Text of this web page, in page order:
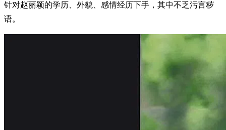
针对赵丽颖的学历、外貌、感情经历下手，其中不乏污言秽
语。